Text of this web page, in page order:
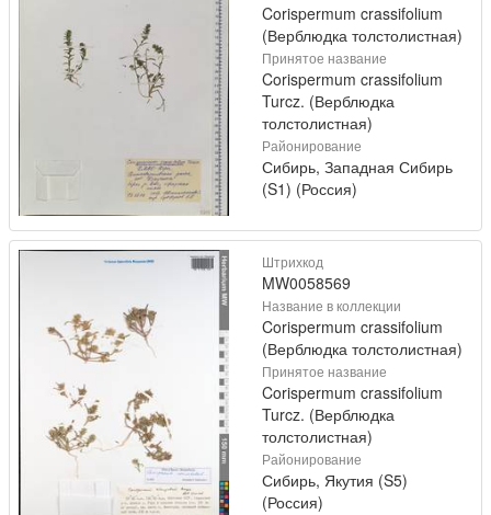
Corispermum crassifolium
(Верблюдка толстолистная)
Принятое название
Corispermum crassifolium
Turcz. (Верблюдка
толстолистная)
Районирование
Сибирь, Западная Сибирь
(S1) (Россия)
Штрихкод
MW0058569
Название в коллекции
Corispermum crassifolium
(Верблюдка толстолистная)
Принятое название
Corispermum crassifolium
Turcz. (Верблюдка
толстолистная)
Районирование
Сибирь, Якутия (S5)
(Россия)